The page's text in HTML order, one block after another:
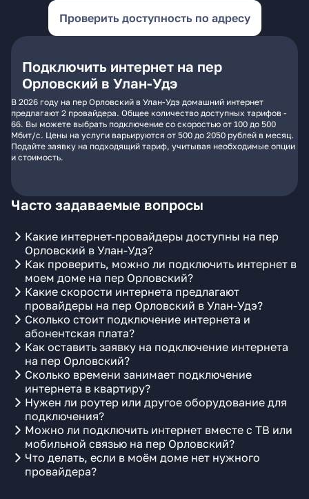
Проверить доступность по адресу
Подключить интернет на пер
Орловский в Улан-Удэ
В 2026 году на пер Орловский в Улан-Удэ домашний интернет
предлагают 2 провайдера. Общее количество доступных тарифов -
66. Вы можете выбрать подключение со скоростью от 100 до 500
Мбит/с. Цены на услуги варьируются от 500 до 2050 рублей в месяц.
Подайте заявку на подходящий тариф, учитывая необходимые опции
и стоимость.
Часто задаваемые вопросы
Какие интернет-провайдеры доступны на пер
Орловский в Улан-Удэ?
Как проверить, можно ли подключить интернет в
моем доме на пер Орловский?
Какие скорости интернета предлагают
провайдеры на пер Орловский в Улан-Удэ?
Сколько стоит подключение интернета и
абонентская плата?
Как оставить заявку на подключение интернета
на пер Орловский?
Сколько времени занимает подключение
интернета в квартиру?
Нужен ли роутер или другое оборудование для
подключения?
Можно ли подключить интернет вместе с ТВ или
мобильной связью на пер Орловский?
Что делать, если в моём доме нет нужного
провайдера?